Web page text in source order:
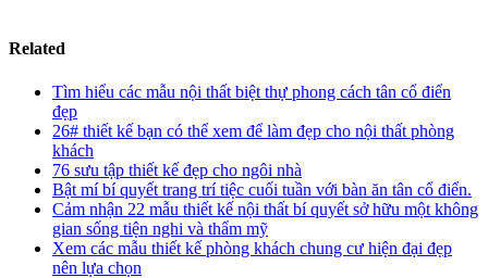
Related
Tìm hiểu các mẫu nội thất biệt thự phong cách tân cổ điển
đẹp
26# thiết kế bạn có thể xem để làm đẹp cho nội thất phòng
khách
76 sưu tập thiết kế đẹp cho ngôi nhà
Bật mí bí quyết trang trí tiệc cuối tuần với bàn ăn tân cổ điển.
Cảm nhận 22 mẫu thiết kế nội thất bí quyết sở hữu một không
gian sống tiện nghi và thẩm mỹ
Xem các mẫu thiết kế phòng khách chung cư hiện đại đẹp
nên lựa chọn